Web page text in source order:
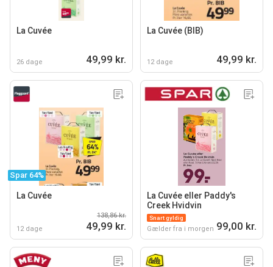
La Cuvée
26 dage 49,99 kr.
La Cuvée (BIB)
12 dage 49,99 kr.
Spar 64%
La Cuvée
12 dage
138,86 kr.
49,99 kr.
La Cuvée eller Paddy's
Creek Hvidvin
Snart gyldig
Gælder fra i morgen 99,00 kr.